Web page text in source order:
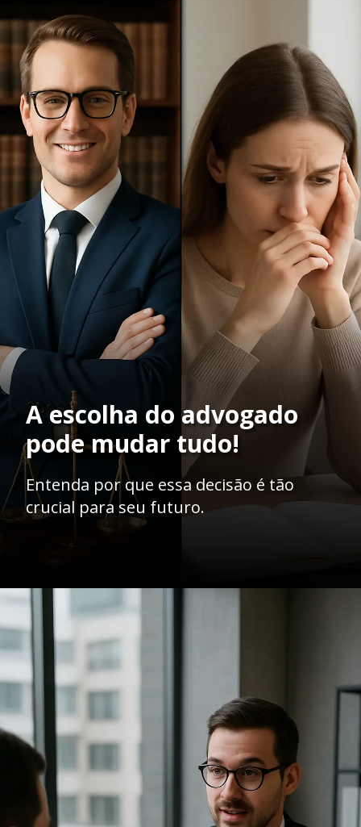
A escolha do advogado
pode mudar tudo!
Entenda por que essa decisão é tão
crucial para seu futuro.
https://ademilsoncs.adv.br/